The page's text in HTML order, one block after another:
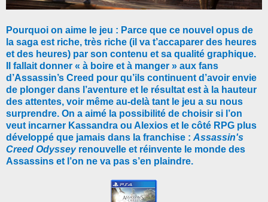
Pourquoi on aime le jeu : Parce que ce nouvel opus de
la saga est riche, très riche (il va t’accaparer des heures
et des heures) par son contenu et sa qualité graphique.
Il fallait donner « à boire et à manger » aux fans
d’Assassin’s Creed pour qu’ils continuent d’avoir envie
de plonger dans l’aventure et le résultat est à la hauteur
des attentes, voir même au-delà tant le jeu a su nous
surprendre. On a aimé la possibilité de choisir si l’on
veut incarner Kassandra ou Alexios et le côté RPG plus
développé que jamais dans la franchise :Assassin's
Creed Odysseyrenouvelle et réinvente le monde des
Assassins et l’on ne va pas s’en plaindre.